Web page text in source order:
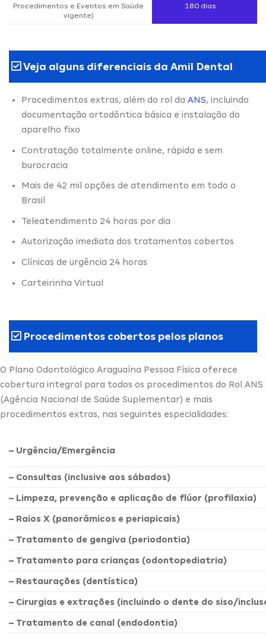
Procedimentos e Eventos em Saúde
vigente)
180 dias
Veja alguns diferenciais da Amil Dental
Procedimentos extras, além do rol da ANS, incluindo
documentação ortodôntica básica e instalação do
aparelho fixo
Contratação totalmente online, rápida e sem
burocracia
Mais de 42 mil opções de atendimento em todo o
Brasil
Teleatendimento 24 horas por dia
Autorização imediata dos tratamentos cobertos
Clínicas de urgência 24 horas
Carteirinha Virtual
Procedimentos cobertos pelos planos
O Plano Odontológico Araguaína Pessoa Física oferece
cobertura integral para todos os procedimentos do Rol ANS
(Agência Nacional de Saúde Suplementar) e mais
procedimentos extras, nas seguintes especialidades:
– Urgência/Emergência
– Consultas (inclusive aos sábados)
– Limpeza, prevenção e aplicação de flúor (profilaxia)
– Raios X (panorâmicos e periapicais)
– Tratamento de gengiva (periodontia)
– Tratamento para crianças (odontopediatria)
– Restaurações (dentística)
– Cirurgias e extrações (incluindo o dente do siso/
– Tratamento de canal (endodontia)